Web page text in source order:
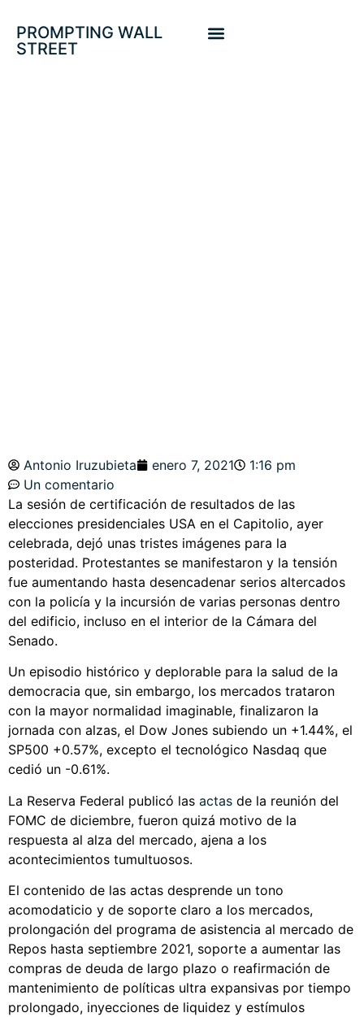
PROMPTING WALL
STREET
Antonio Iruzubieta enero 7, 2021
1:16 pm
Un comentario
La sesión de certificación de resultados de las
elecciones presidenciales USA en el Capitolio, ayer
celebrada, dejó unas tristes imágenes para la
posteridad. Protestantes se manifestaron y la tensión
fue aumentando hasta desencadenar serios altercados
con la policía y la incursión de varias personas dentro
del edificio, incluso en el interior de la Cámara del
Senado.
Un episodio histórico y deplorable para la salud de la
democracia que, sin embargo, los mercados trataron
con la mayor normalidad imaginable, finalizaron la
jornada con alzas, el Dow Jones subiendo un +1.44%, el
SP500 +0.57%, excepto el tecnológico Nasdaq que
cedió un -0.61%.
La Reserva Federal publicó las actas de la reunión del
FOMC de diciembre, fueron quizá motivo de la
respuesta al alza del mercado, ajena a los
acontecimientos tumultuosos.
El contenido de las actas desprende un tono
acomodaticio y de soporte claro a los mercados,
prolongación del programa de asistencia al mercado de
Repos hasta septiembre 2021, soporte a aumentar las
compras de deuda de largo plazo o reafirmación de
mantenimiento de políticas ultra expansivas por tiempo
prolongado, inyecciones de liquidez y estímulos